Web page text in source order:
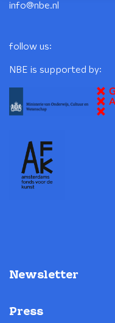
info@nbe.nl
follow us:
NBE is supported by:
Newsletter
Press